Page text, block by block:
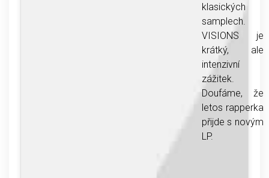
klasických
samplech.
VISIONS je
krátký, ale
intenzivní
zážitek.
Doufáme, že
letos rapperka
přijde s novým
LP.